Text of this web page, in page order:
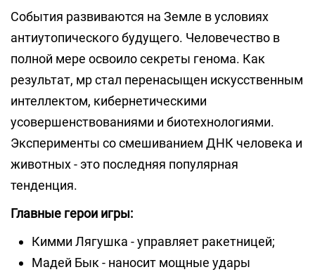
События развиваются на Земле в условиях
антиутопического будущего. Человечество в
полной мере освоило секреты генома. Как
результат, мр стал перенасыщен искусственным
интеллектом, кибернетическими
усовершенствованиями и биотехнологиями.
Эксперименты со смешиванием ДНК человека и
животных - это последняя популярная
тенденция.
Главные герои игры:
Кимми Лягушка - управляет ракетницей;
Мадей Бык - наносит мощные удары